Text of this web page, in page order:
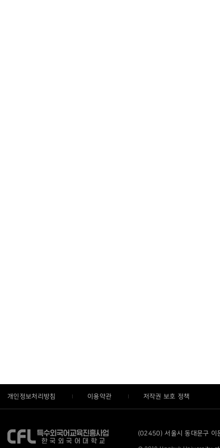
개인정보처리방침 이용약관 저작권 보호 정책
(02450) 서울시 동대문구